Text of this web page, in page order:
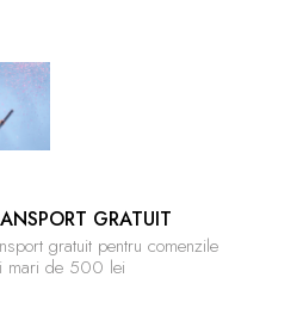
GRATUIT
gratuit pentru comenzile
mari de 500 lei